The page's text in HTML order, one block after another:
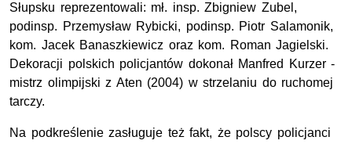
Słupsku reprezentowali: mł. insp. Zbigniew Zubel,
podinsp. Przemysław Rybicki, podinsp. Piotr Salamonik,
kom. Jacek Banaszkiewicz oraz kom. Roman Jagielski.
Dekoracji polskich policjantów dokonał Manfred Kurzer -
mistrz olimpijski z Aten (2004) w strzelaniu do ruchomej
tarczy.
Na podkreślenie zasługuje też fakt, że polscy policjanci